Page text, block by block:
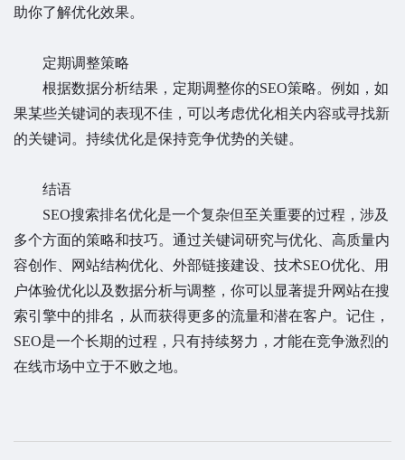
助你了解优化效果。
定期调整策略
根据数据分析结果，定期调整你的SEO策略。例如，如
果某些关键词的表现不佳，可以考虑优化相关内容或寻找新
的关键词。持续优化是保持竞争优势的关键。
结语
SEO搜索排名优化是一个复杂但至关重要的过程，涉及
多个方面的策略和技巧。通过关键词研究与优化、高质量内
容创作、网站结构优化、外部链接建设、技术SEO优化、用
户体验优化以及数据分析与调整，你可以显著提升网站在搜
索引擎中的排名，从而获得更多的流量和潜在客户。记住，
SEO是一个长期的过程，只有持续努力，才能在竞争激烈的
在线市场中立于不败之地。